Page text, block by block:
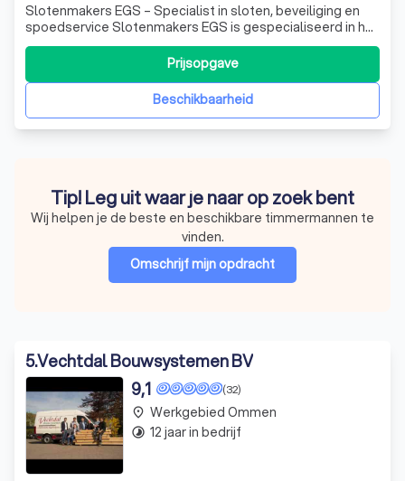
Slotenmakers EGS – Specialist in sloten, beveiliging en
spoedservice Slotenmakers EGS is gespecialiseerd in het
schadevrij openen, repareren en vervangen van sloten. Wij
helpen zowel particulieren als bedrijven met alle soorten
slotproblemen, zoals buitensluitingen, kapotte sloten,
cilinders verva
Beschikbaarheid
Prijsopgave
Tip! Leg uit waar je naar op zoek bent
Wij helpen je de beste en beschikbare timmermannen te
vinden.
Omschrijf mijn opdracht
5.Vechtdal Bouwsystemen BV
(32)
9,1
place Werkgebied Ommen
timelapse 12 jaar in bedrijf